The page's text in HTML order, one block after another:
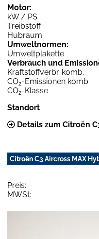
Motor:
kW / PS
Treibstoff
Hubraum
Umweltnormen:
Umweltplakette
Verbrauch und
Kraftstoffverbr. komb.
CO2-Emissionen komb.
CO2-Klasse
Standort
Details zum Citroën
Citroën C3 Aircross MAX
Preis:
MWSt: